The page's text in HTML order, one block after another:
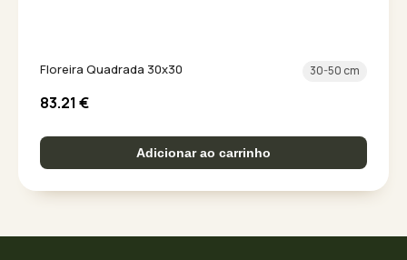
Floreira Quadrada 30x30 30-50 cm
83.21 €
Adicionar ao carrinho